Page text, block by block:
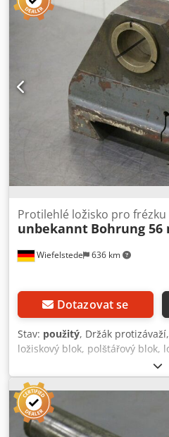
Wiefelstede 636 km
Protilehlé ložisko pro frézku
unbekannt Bohrung 56
Dotazovat se
Stav: použitý, Držák
ložiskový blok, polštářový blok,
Podrobnost: 118 x 160 mm,
fotografiemi -Počet: K dispozici
kus -Rozměry: 340/95 / H220
Dedpoc Spm Njfx Al Tsck